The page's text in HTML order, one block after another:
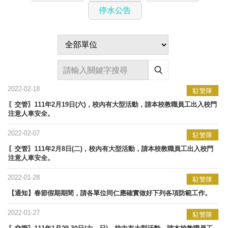
停水公告
駐警隊
2022-02-18
〖交管〗111年2月19日(六)，校內有大型活動，請本校教職員工出入校門
注意人車安全。
駐警隊
2022-02-07
〖交管〗111年2月8日(二)，校內有大型活動，請本校教職員工出入校門
注意人車安全。
駐警隊
2022-01-28
【通知】春節假期期間，請各單位同仁應確實做好下列各項防範工作。
駐警隊
2022-01-27